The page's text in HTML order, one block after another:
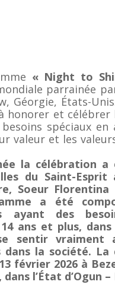
« Night to
parrainée
Géorgie, États-
honorer et célébrer
spéciaux
valeur et les
la célébration a
du Saint-Esprit
Soeur Florentina
a été
ayant des
ans et plus,
sentir vraiment
dans la société. La
février 2026 à
l’État d’Ogun –